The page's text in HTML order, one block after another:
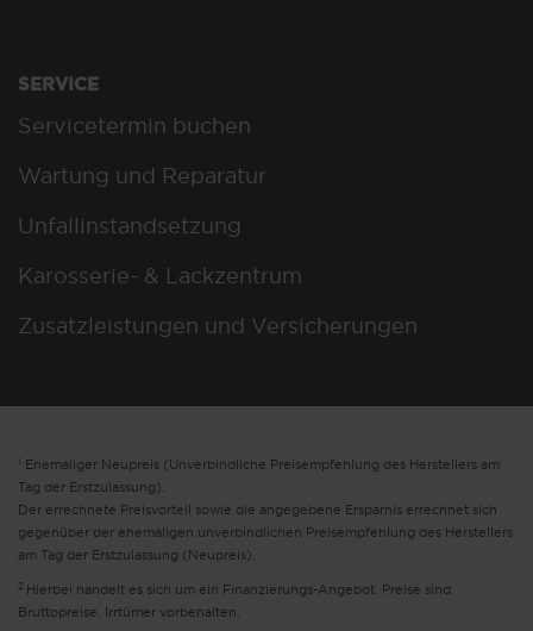
SERVICE
Servicetermin buchen
Wartung und Reparatur
Unfallinstandsetzung
Karosserie- & Lackzentrum
Zusatzleistungen und Versicherungen
1 Ehemaliger Neupreis (Unverbindliche Preisempfehlung des Herstellers am
Tag der Erstzulassung).
Der errechnete Preisvorteil sowie die angegebene Ersparnis errechnet sich
gegenüber der ehemaligen unverbindlichen Preisempfehlung des Herstellers
am Tag der Erstzulassung (Neupreis).
2 Hierbei handelt es sich um ein Finanzierungs-Angebot. Preise sind
Bruttopreise. Irrtümer vorbehalten.